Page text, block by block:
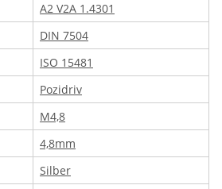
A2 V2A 1.4301
DIN 7504
ISO 15481
Pozidriv
M4,8
4,8mm
Silber